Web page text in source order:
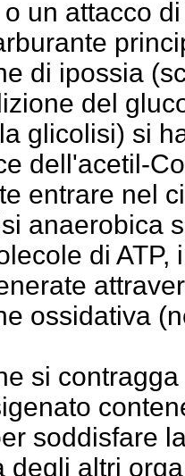
un attacco
di ipossia
del
glicolisi) si
dell'acetil-
entrare nel
anaerobica
di ATP,
ossidativa
si
soddisfare
degli altri